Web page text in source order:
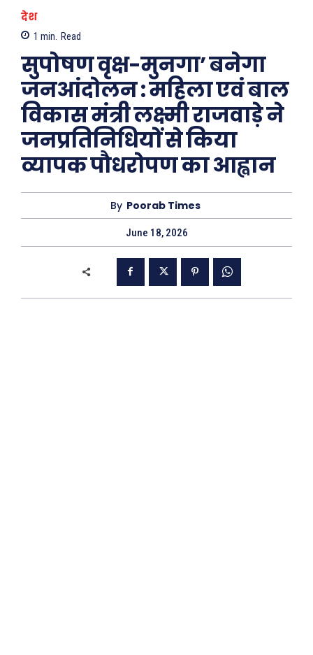
देश
1 min. Read
सुपोषण वृक्ष-मुनगा’ बनेगा
जनआंदोलन : महिला एवं बाल
विकास मंत्री लक्ष्मी राजवाड़े ने
जनप्रतिनिधियों से किया
व्यापक पौधरोपण का आह्वान
By Poorab Times
June 18, 2026